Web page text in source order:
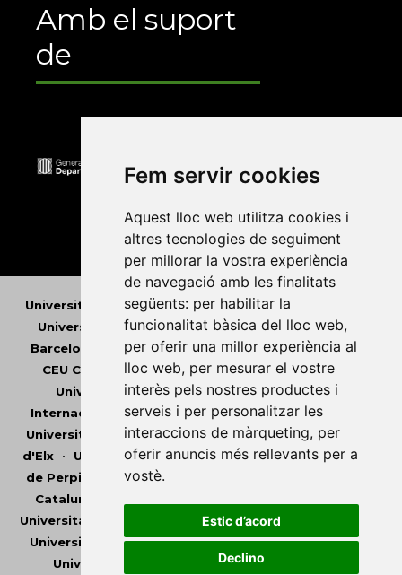
Fem servir cookies
Aquest lloc web utilitza cookies i
altres tecnologies de seguiment
per millorar la vostra experiència
de navegació amb les finalitats
següents: per habilitar la
funcionalitat bàsica del lloc web,
per oferir una millor experiència al
lloc web, per mesurar el vostre
interès pels nostres productes i
serveis i per personalitzar les
interaccions de màrqueting, per
oferir anuncis més rellevants per a
vostè.
Estic d’acord
Declino
Amb el suport
de
Universitat Abat Oliba CEU• Universitat d'Alacant
Universitat d'Andorra•Universitat Autònoma de
Barcelona
Universitat de Barcelona•Universitat
CEU Cardenal Herrera•Universitat de Girona
Universitat de les Illes Balears•Universitat
Internacional de Catalunya •Universitat Jaume I
Universitat de Lleida•Universitat Miguel Hernández
d'Elx• Universitat Oberta de Catalunya•Universitat
de Perpinyà Via Domitia
Catalunya
Universitat Pompeu Fabra
•Universitat Ramon Llull
Universitat Rovira i Virgili•Universitat de Sàsser•
Universitat de València
•Universitat de Vic -